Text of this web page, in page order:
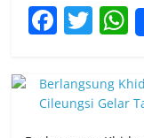
F
c
e
T
itt
er s